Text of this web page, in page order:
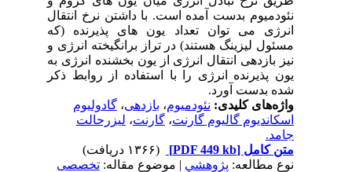
نئودمیوم بدست آمده است. با داشتن نرخ انتقال
انرژی می توان تعداد یون های پذیرنده (که
مسئول لیزینگ هستند) در تراز برانگیخته انرژی و
نیز بازدهی انتقال انرژی از یون بخشنده انرژی به
یون پذیرنده انرژی را با استفاده از روابط ذکر
شده بدست آورد.
واژه‌های کلیدی:نئودمیوم،بازدهی،گادولیوم
اسکاندیوم گالیوم گارنت،گارنت،لیزرحالت
جامد.
متن کامل[PDF 449 kb]
نوع مطالعه:پژوهشي| موضوع مقاله:تخصصی